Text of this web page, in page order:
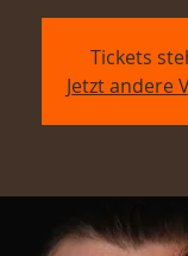
Tickets
Jetzt andere